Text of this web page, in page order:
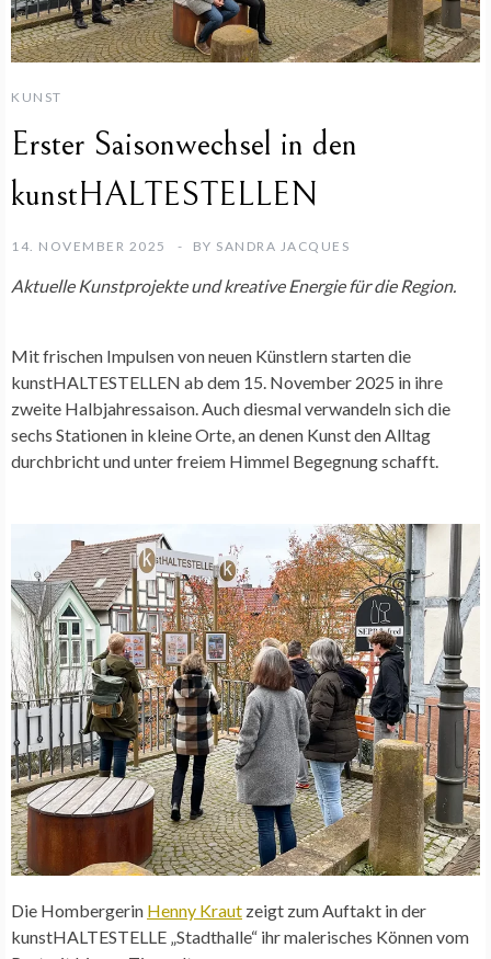
KUNST
Erster Saisonwechsel in den
kunstHALTESTELLEN
14. NOVEMBER 2025 BY SANDRA JACQUES
Aktuelle Kunstprojekte und kreative Energie für die Region.
Mit frischen Impulsen von neuen Künstlern starten die
kunstHALTESTELLEN ab dem 15. November 2025 in ihre
zweite Halbjahressaison. Auch diesmal verwandeln sich die
sechs Stationen in kleine Orte, an denen Kunst den Alltag
durchbricht und unter freiem Himmel Begegnung schafft.
Die Hombergerin Henny Kraut zeigt zum Auftakt in der
kunstHALTESTELLE „Stadthalle“ ihr malerisches Können vom